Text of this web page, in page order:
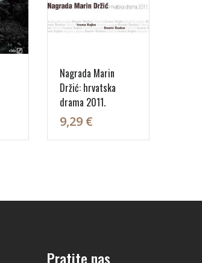
Nagrada Marin
Držić: hrvatska
drama 2011.
9,29 €
Pratite nas